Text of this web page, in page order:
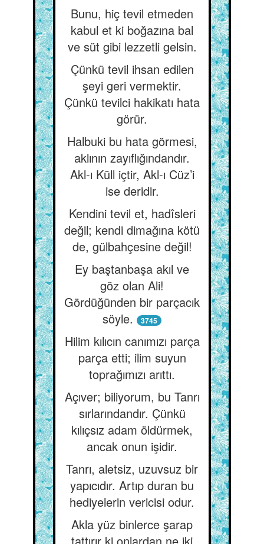
Bunu, hiç tevil etmeden
kabul et ki boğazına bal
ve süt gibi lezzetli gelsin.
Çünkü tevil ihsan edilen
şeyi geri vermektir.
Çünkü tevilci hakikatı hata
görür.
Halbuki bu hata görmesi,
aklının zayıflığındandır.
Akl-ı Küll içtir, Akl-ı Cüz’i
ise deridir.
Kendini tevil et, hadîsleri
değil; kendi dimağına kötü
de, gülbahçesine değil!
Ey baştanbaşa akıl ve
göz olan Ali!
Gördüğünden bir parçacık
söyle.
3745
Hilim kılıcın canımızı parça
parça etti; ilim suyun
toprağımızı arıttı.
Açıver; biliyorum, bu Tanrı
sırlarındandır. Çünkü
kılıçsız adam öldürmek,
ancak onun işidir.
Tanrı, aletsiz, uzuvsuz bir
yapıcıdır. Artıp duran bu
hediyelerin vericisi odur.
Akla yüz binlerce şarap